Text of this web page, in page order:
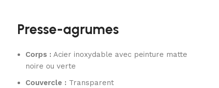
Presse-agrumes
Corps : Acier inoxydable avec peinture matte
noire ou verte
Couvercle : Transparent